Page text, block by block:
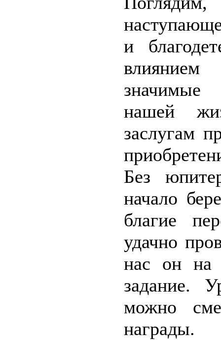
и
значимые
нашей
заслугам
Без
начало
благие
удачно
нас он на
задание.
можно
награды.